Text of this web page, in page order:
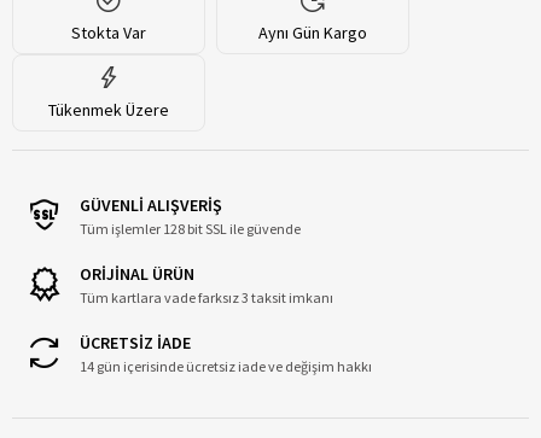
Stokta Var Aynı Gün Kargo
Tükenmek Üzere
GÜVENLİ ALIŞVERİŞ
Tüm işlemler 128 bit SSL ile güvende
ORİJİNAL ÜRÜN
Tüm kartlara vade farksız 3 taksit imkanı
ÜCRETSİZ İADE
14 gün içerisinde ücretsiz iade ve değişim hakkı